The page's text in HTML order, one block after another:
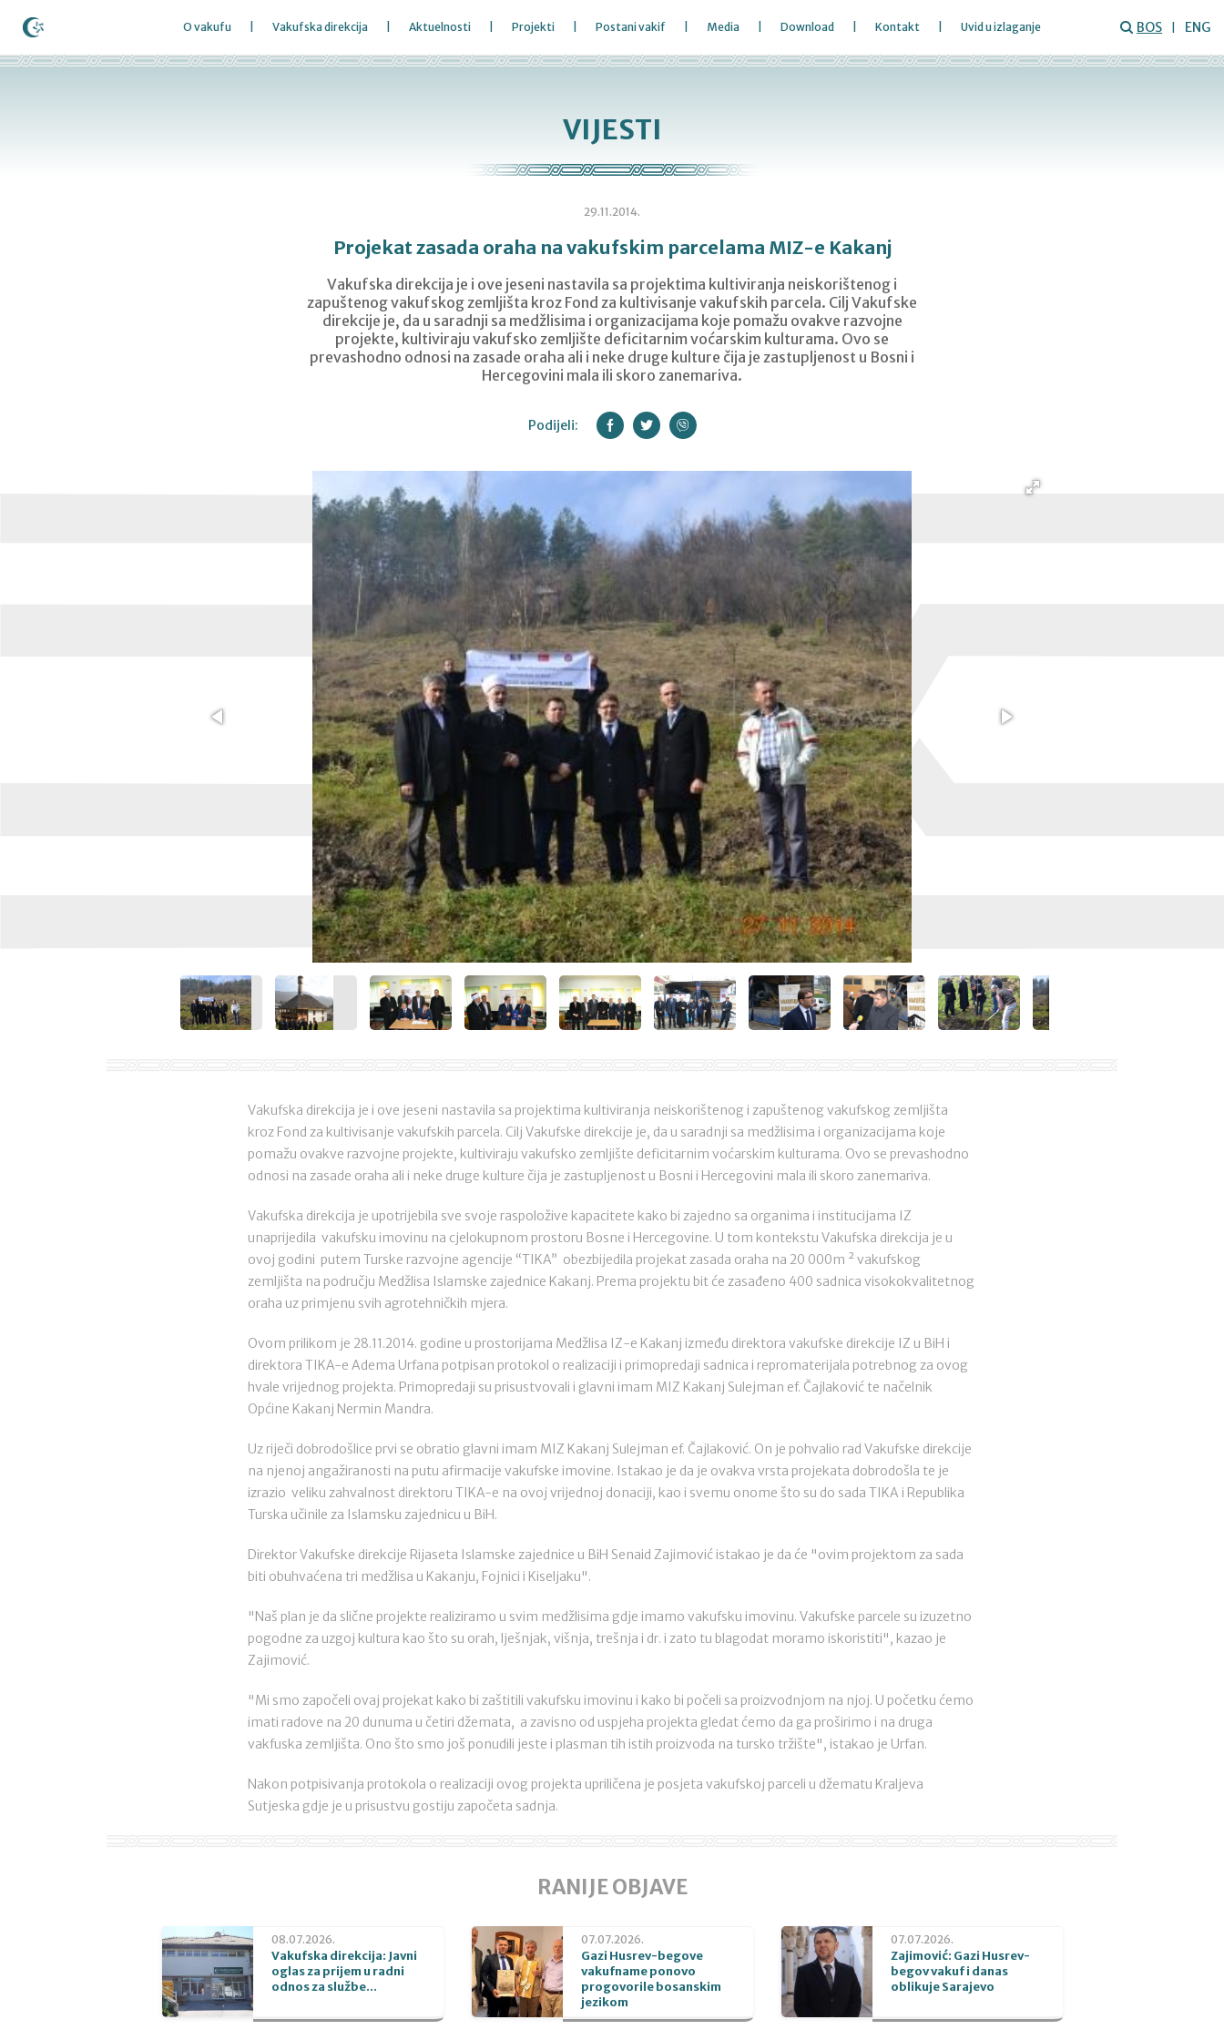
O vakufu Vakufska direkcija Aktuelnosti Projekti Postani vakif Media Download Kontakt Uvid u izlaganje BOS ENG
VIJESTI
29.11.2014.
Projekat zasada oraha na vakufskim parcelama MIZ-e Kakanj
Vakufska direkcija je i ove jeseni nastavila sa projektima kultiviranja neiskorištenog i
zapuštenog vakufskog zemljišta kroz Fond za kultivisanje vakufskih parcela. Cilj Vakufske
direkcije je, da u saradnji sa medžlisima i organizacijama koje pomažu ovakve razvojne
projekte, kultiviraju vakufsko zemljište deficitarnim voćarskim kulturama. Ovo se
prevashodno odnosi na zasade oraha ali i neke druge kulture čija je zastupljenost u Bosni i
Hercegovini mala ili skoro zanemariva.
Podijeli:
Vakufska direkcija je i ove jeseni nastavila sa projektima kultiviranja neiskorištenog i zapuštenog vakufskog zemljišta
kroz Fond za kultivisanje vakufskih parcela. Cilj Vakufske direkcije je, da u saradnji sa medžlisima i organizacijama koje
pomažu ovakve razvojne projekte, kultiviraju vakufsko zemljište deficitarnim voćarskim kulturama. Ovo se prevashodno
odnosi na zasade oraha ali i neke druge kulture čija je zastupljenost u Bosni i Hercegovini mala ili skoro zanemariva.
Vakufska direkcija je upotrijebila sve svoje raspoložive kapacitete kako bi zajedno sa organima i institucijama IZ
unaprijedila vakufsku imovinu na cjelokupnom prostoru Bosne i Hercegovine. U tom kontekstu Vakufska direkcija je u
ovoj godini putem Turske razvojne agencije “TIKA” obezbijedila projekat zasada oraha na 20 000m ² vakufskog
zemljišta na području Medžlisa Islamske zajednice Kakanj. Prema projektu bit će zasađeno 400 sadnica visokokvalitetnog
oraha uz primjenu svih agrotehničkih mjera.
Ovom prilikom je 28.11.2014. godine u prostorijama Medžlisa IZ-e Kakanj između direktora vakufske direkcije IZ u BiH i
direktora TIKA-e Adema Urfana potpisan protokol o realizaciji i primopredaji sadnica i repromaterijala potrebnog za ovog
hvale vrijednog projekta. Primopredaji su prisustvovali i glavni imam MIZ Kakanj Sulejman ef. Čajlaković te načelnik
Općine Kakanj Nermin Mandra.
Uz riječi dobrodošlice prvi se obratio glavni imam MIZ Kakanj Sulejman ef. Čajlaković. On je pohvalio rad Vakufske direkcije
na njenoj angažiranosti na putu afirmacije vakufske imovine. Istakao je da je ovakva vrsta projekata dobrodošla te je
izrazio veliku zahvalnost direktoru TIKA-e na ovoj vrijednoj donaciji, kao i svemu onome što su do sada TIKA i Republika
Turska učinile za Islamsku zajednicu u BiH.
Direktor Vakufske direkcije Rijaseta Islamske zajednice u BiH Senaid Zajimović istakao je da će "ovim projektom za sada
biti obuhvaćena tri medžlisa u Kakanju, Fojnici i Kiseljaku".
"Naš plan je da slične projekte realiziramo u svim medžlisima gdje imamo vakufsku imovinu. Vakufske parcele su izuzetno
pogodne za uzgoj kultura kao što su orah, lješnjak, višnja, trešnja i dr. i zato tu blagodat moramo iskoristiti", kazao je
Zajimović.
"Mi smo započeli ovaj projekat kako bi zaštitili vakufsku imovinu i kako bi počeli sa proizvodnjom na njoj. U početku ćemo
imati radove na 20 dunuma u četiri džemata, a zavisno od uspjeha projekta gledat ćemo da ga proširimo i na druga
vakfuska zemljišta. Ono što smo još ponudili jeste i plasman tih istih proizvoda na tursko tržište", istakao je Urfan.
Nakon potpisivanja protokola o realizaciji ovog projekta upriličena je posjeta vakufskoj parceli u džematu Kraljeva
Sutjeska gdje je u prisustvu gostiju započeta sadnja.
RANIJE OBJAVE
08.07.2026.
Vakufska direkcija: Javni
oglas za prijem u radni
odnos za službe...
07.07.2026.
Gazi Husrev-begove
vakufname ponovo
progovorile bosanskim
jezikom
07.07.2026.
Zajimović: Gazi Husrev-
begov vakuf i danas
oblikuje Sarajevo